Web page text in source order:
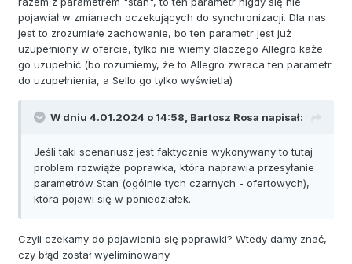
pojawiał w zmianach oczekujących do synchronizacji. Dla nas
jest to zrozumiałe zachowanie, bo ten parametr jest już
uzupełniony w ofercie, tylko nie wiemy dlaczego Allegro każe
go uzupełnić (bo rozumiemy, że to Allegro zwraca ten parametr
do uzupełnienia, a Sello go tylko wyświetla)
W dniu 4.01.2024 o 14:58, Bartosz Rosa napisał:
Jeśli taki scenariusz jest faktycznie wykonywany to tutaj
problem rozwiąże poprawka, która naprawia przesyłanie
parametrów Stan (ogólnie tych czarnych - ofertowych),
która pojawi się w poniedziałek.
Czyli czekamy do pojawienia się poprawki? Wtedy damy znać,
czy błąd został wyeliminowany.